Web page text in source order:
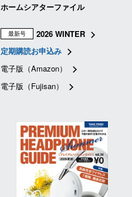
ホームシアターファイル
最新号
2026 WINTER
定期購読お申込み
電子版（Amazon）
電子版（Fujisan）